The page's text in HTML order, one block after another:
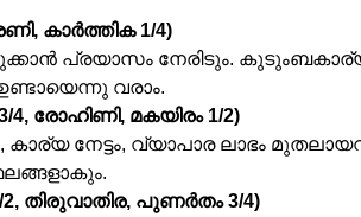
കാര്‍ത്തിക 1/4)
പ്രയാസം നേരിടും.
വരാം.
രോഹിണി, മകയിരം 1/2)
നേട്ടം, വ്യാപാര ലാഭം മുതലായവ
2, തിരുവാതിര, പുണര്‍തം 3/4)